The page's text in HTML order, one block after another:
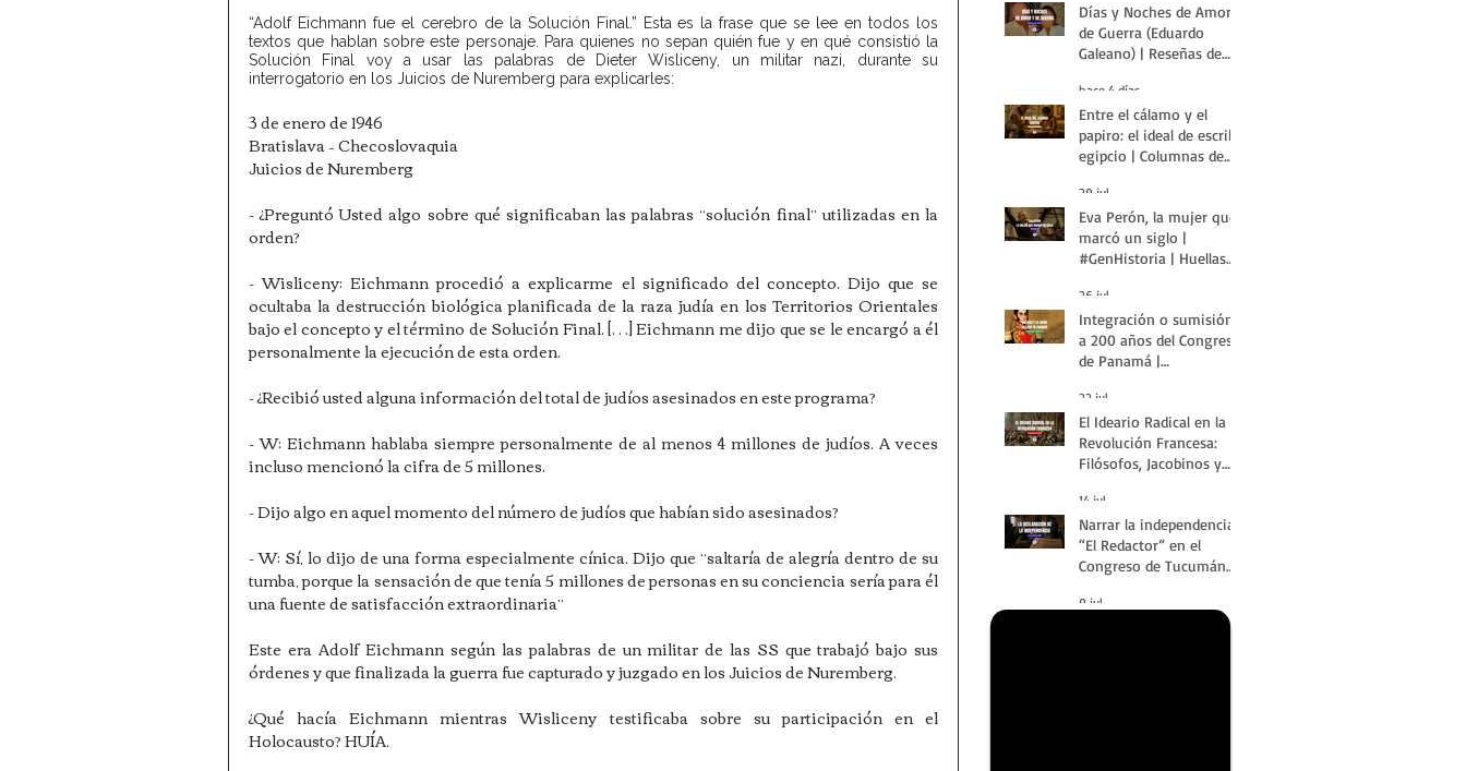
“Adolf Eichmann fue el cerebro de la Solución Final.” Esta es la frase que se lee en todos los
textos que hablan sobre este personaje. Para quienes no sepan quién fue y en qué consistió la
Solución Final voy a usar las palabras de Dieter Wisliceny, un militar nazi, durante su
interrogatorio en los Juicios de Nuremberg para explicarles:
3 de enero de 1946
Bratislava – Checoslovaquia
Juicios de Nuremberg
- ¿Preguntó Usted algo sobre qué significaban las palabras “solución final” utilizadas en la
orden?
- Wisliceny: Eichmann procedió a explicarme el significado del concepto. Dijo que se
ocultaba la destrucción biológica planificada de la raza judía en los Territorios Orientales
bajo el concepto y el término de Solución Final. […] Eichmann me dijo que se le encargó a él
personalmente la ejecución de esta orden.
- ¿Recibió usted alguna información del total de judíos asesinados en este programa?
- W: Eichmann hablaba siempre personalmente de al menos 4 millones de judíos. A veces
incluso mencionó la cifra de 5 millones.
- Dijo algo en aquel momento del número de judíos que habían sido asesinados?
- W: Sí, lo dijo de una forma especialmente cínica. Dijo que “saltaría de alegría dentro de su
tumba, porque la sensación de que tenía 5 millones de personas en su conciencia sería para él
una fuente de satisfacción extraordinaria”
Este era Adolf Eichmann según las palabras de un militar de las SS que trabajó bajo sus
órdenes y que finalizada la guerra fue capturado y juzgado en los Juicios de Nuremberg.
¿Qué hacía Eichmann mientras Wisliceny testificaba sobre su participación en el
Holocausto? HUÍA.
Días y Noches de Amor y
de Guerra (Eduardo
Galeano) | Reseñas de
Historia
hace 4 días
Entre el cálamo y el
papiro: el ideal de escriba
egipcio | Columnas de
Historia
29 jul
Eva Perón, la mujer que
marcó un siglo |
#GenHistoria | Huellas
26 jul
Integración o sumisión:
a 200 años del Congreso
de Panamá |
as | Huellas de la
Historia
22 jul
El Ideario Radical en la
Revolución Francesa:
Filósofos, Jacobinos y
Historia
14 jul
Narrar la independencia:
“El Redactor” en el
Congreso de Tucumán
Huellas de la Historia
9 jul